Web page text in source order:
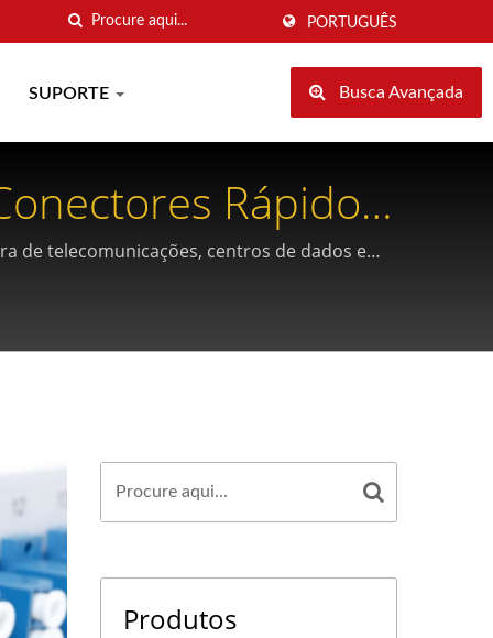
PORTUGUÊS
SUPORTE Busca Avançada
Rápidos
de telecomunicações, centros de dados e
Produtos